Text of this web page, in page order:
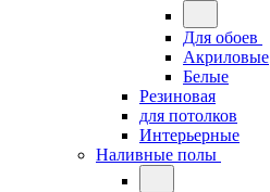
Для обоев
Акриловые
Белые
Резиновая
для потолков
Интерьерные
Наливные полы